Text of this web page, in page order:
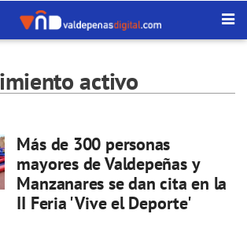
activo
Más de 300 personas
mayores de Valdepeñas y
Manzanares se dan cita en la
II Feria 'Vive el Deporte'